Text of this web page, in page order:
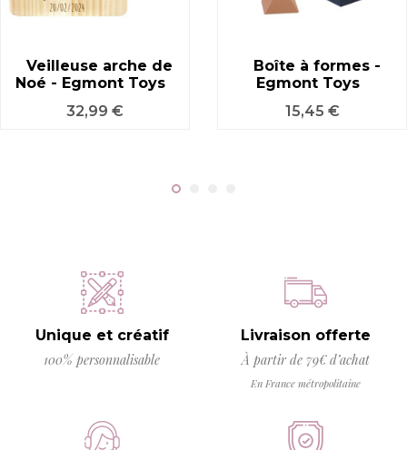
Veilleuse arche de
Noé - Egmont Toys
Prix
32,99 €
Boîte à formes -
Egmont Toys
Prix
15,45 €
Unique et créatif
100% personnalisable
Livraison offerte
À partir de 79€ d’achat
En France métropolitaine